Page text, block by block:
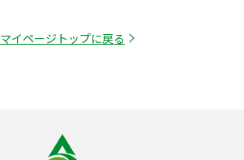
マイページトップに戻る